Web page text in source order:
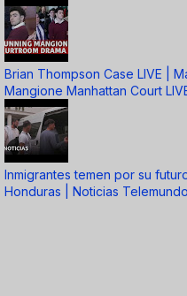
Brian Thompson Case LIVE |
Mangione Manhattan Court
Inmigrantes temen por su
Honduras | Noticias Telemundo